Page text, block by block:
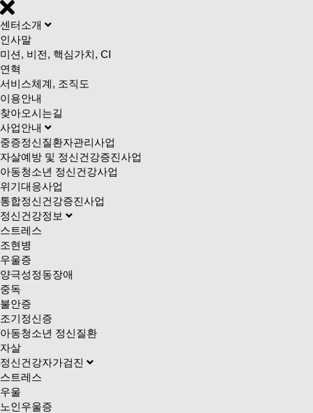
센터소개
인사말
미션, 비전, 핵심가치, CI
연혁
서비스체계, 조직도
이용안내
찾아오시는길
사업안내
중증정신질환자관리사업
자살예방 및 정신건강증진사업
아동청소년 정신건강사업
위기대응사업
통합정신건강증진사업
정신건강정보
스트레스
조현병
우울증
양극성정동장애
중독
불안증
조기정신증
아동청소년 정신질환
자살
정신건강자가검진
스트레스
우울
노인우울증